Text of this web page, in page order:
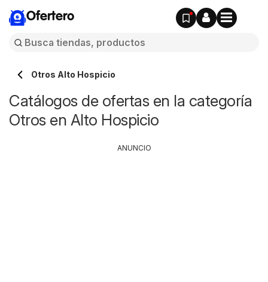
Ofertero
Otros Alto Hospicio
Catálogos de ofertas en la categoría
Otros en Alto Hospicio
ANUNCIO